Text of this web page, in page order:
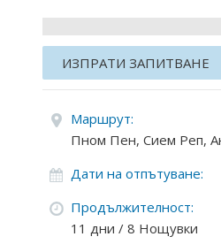
ИЗПРАТИ ЗАПИТВАНЕ
Маршрут:
Пном Пен, Сием Реп,
Дати на отпътуване:
Продължителност:
11 дни / 8 Нощувки